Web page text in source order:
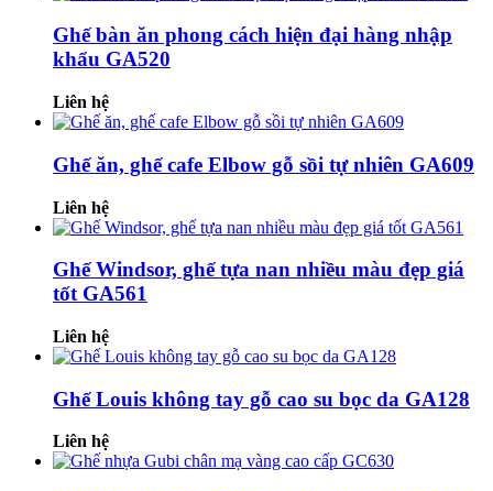
Ghế bàn ăn phong cách hiện đại hàng nhập
khẩu GA520
Liên hệ
Ghế ăn, ghế cafe Elbow gỗ sồi tự nhiên GA609
Liên hệ
Ghế Windsor, ghế tựa nan nhiều màu đẹp giá
tốt GA561
Liên hệ
Ghế Louis không tay gỗ cao su bọc da GA128
Liên hệ